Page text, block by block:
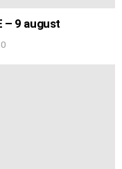
– 9 august